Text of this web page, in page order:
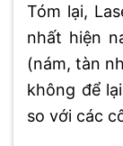
Tóm lại,
nhất hiện
(nám, tàn
không để
so với các